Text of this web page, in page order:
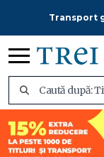
Transport